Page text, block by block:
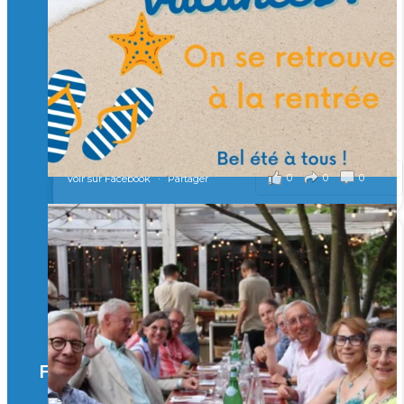
Merci à tous !
🎯 Taxe d’apprentissage 2026 : avec l'Isep, investissez pour
un numérique au service de l'humain !
À l’Isep, nous formons des ingénieurs, des bachelors, des
Mastères Spécialisés, qui allient excellence technologique et
valeurs humaines, au cœur de notre pro
...Voir plus
il y a 2 mois
0 0 0
Voir sur Facebook · Partager
🚀Afterwork à Genève 🚀
🥳 Le 22 avril dernier, 14 Alumni vivant / travaillant
en Suisse ont partagé un moment convivial de
retrouvailles et d'échanges !
Merci à tous pour votre présence et à Alexandre
CHEA pour l'organisation !
il y a 3 mois
Facebook